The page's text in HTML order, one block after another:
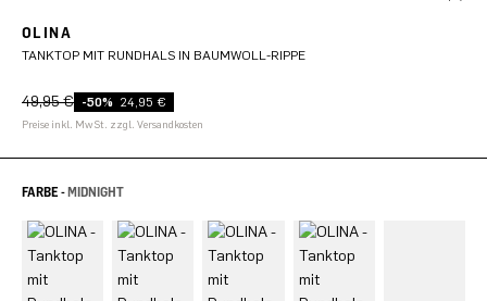
OLINA
TANKTOP MIT RUNDHALS IN BAUMWOLL-RIPPE
49,95 € -50% 24,95 €
Preise inkl. MwSt. zzgl. Versandkosten
FARBE -MIDNIGHT